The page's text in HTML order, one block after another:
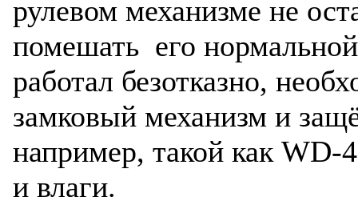
рулевом механизме не
помешать его
работал безотказно,
замковый механизм и
например, такой как WD-
и влаги.